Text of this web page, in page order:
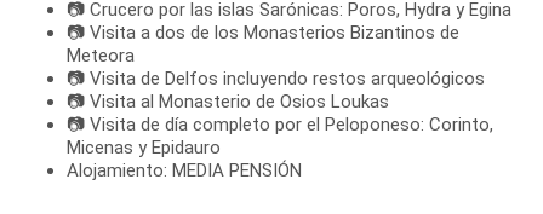
📷 Crucero por las islas Sarónicas: Poros, Hydra y Egina
📷 Visita a dos de los Monasterios Bizantinos de
Meteora
📷 Visita de Delfos incluyendo restos arqueológicos
📷 Visita al Monasterio de Osios Loukas
📷 Visita de día completo por el Peloponeso: Corinto,
Micenas y Epidauro
Alojamiento: MEDIA PENSIÓN